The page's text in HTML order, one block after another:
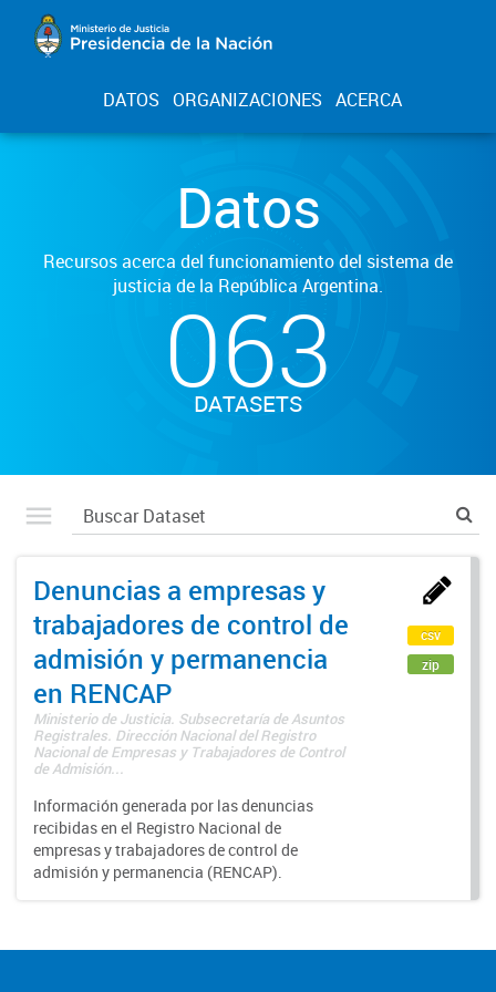
DATOS ORGANIZACIONES ACERCA
Datos
Recursos acerca del funcionamiento del sistema de
justicia de la República Argentina.
063
DATASETS
Denuncias a empresas y
trabajadores de control de
admisión y permanencia
en RENCAP
Ministerio de Justicia. Subsecretaría de Asuntos
Registrales. Dirección Nacional del Registro
Nacional de Empresas y Trabajadores de Control
de Admisión...
Información generada por las denuncias
recibidas en el Registro Nacional de
empresas y trabajadores de control de
admisión y permanencia (RENCAP).
csv
zip